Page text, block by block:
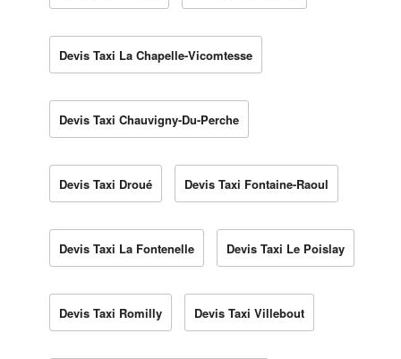
Devis Taxi La Chapelle-Vicomtesse
Devis Taxi Chauvigny-Du-Perche
Devis Taxi Droué Devis Taxi Fontaine-Raoul
Devis Taxi La Fontenelle Devis Taxi Le Poislay
Devis Taxi Romilly Devis Taxi Villebout